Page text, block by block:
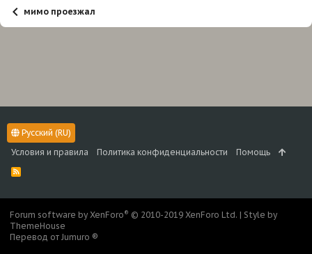
мимо проезжал
Русский (RU)
Условия и правила
Политика конфиденциальности Помощь
R
S
Forum software by XenForo® © 2010-2019 XenForo Ltd. | Style by
ThemeHouse
Перевод от Jumuro ®